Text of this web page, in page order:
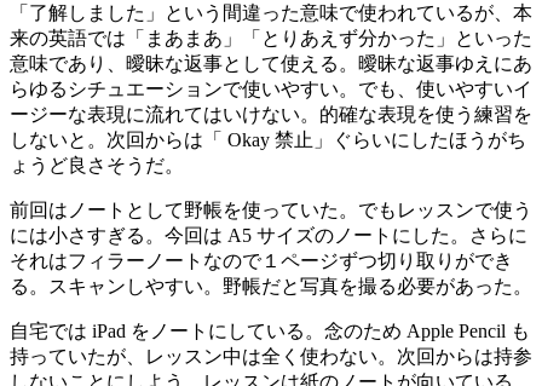
「了解しました」という間違った意味で使われているが、本
来の英語では「まあまあ」「とりあえず分かった」といった
意味であり、曖昧な返事として使える。曖昧な返事ゆえにあ
らゆるシチュエーションで使いやすい。でも、使いやすいイ
ージーな表現に流れてはいけない。的確な表現を使う練習を
しないと。次回からは「 Okay 禁止」ぐらいにしたほうがち
ょうど良さそうだ。
前回はノートとして野帳を使っていた。でもレッスンで使う
には小さすぎる。今回は A5 サイズのノートにした。さらに
それはフィラーノートなので１ページずつ切り取りができ
る。スキャンしやすい。野帳だと写真を撮る必要があった。
自宅では iPad をノートにしている。念のため Apple Pencil も
持っていたが、レッスン中は全く使わない。次回からは持参
しないことにしよう。レッスンは紙のノートが向いている。